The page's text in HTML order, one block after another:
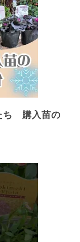
ち 購入苗の